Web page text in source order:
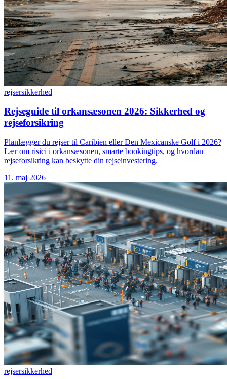
rejsersikkerhed
Rejseguide til orkansæsonen 2026: Sikkerhed og
rejseforsikring
Planlægger du rejser til Caribien eller Den Mexicanske Golf i 2026?
Lær om risici i orkansæsonen, smarte bookingtips, og hvordan
rejseforsikring kan beskytte din rejseinvestering.
11. maj 2026
rejsersikkerhed